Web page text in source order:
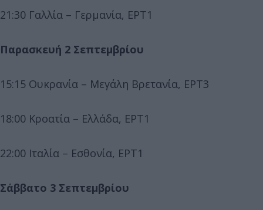
21:30 Γαλλία – Γερμανία, ΕΡΤ1
Παρασκευή 2 Σεπτεμβρίου
15:15 Ουκρανία – Μεγάλη Βρετανία, ΕΡΤ3
18:00 Κροατία – Ελλάδα, ΕΡΤ1
22:00 Ιταλία – Εσθονία, ΕΡΤ1
Σάββατο 3 Σεπτεμβρίου